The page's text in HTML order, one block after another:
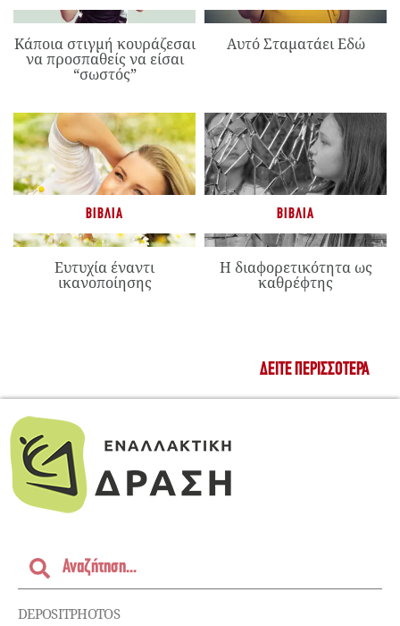
Κάποια στιγμή κουράζεσαι
να προσπαθείς να είσαι
“σωστός”
Αυτό Σταματάει Εδώ
ΒΙΒΛΊΑ
Ευτυχία έναντι
ικανοποίησης
ΒΙΒΛΊΑ
Η διαφορετικότητα ως
καθρέφτης
ΔΕΊΤΕ ΠΕΡΙΣΣΌΤΕΡΑ
DEPOSITPHOTOS